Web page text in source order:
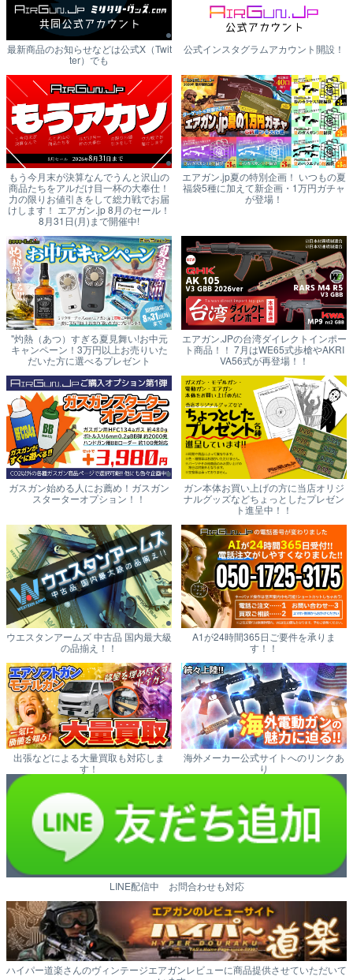
最新商品のお知らせなどは公式X（Twit
ter）でも
公式インスタグラムアカウント開設！
もう今月末が決算なんでうんと沢山の
商品たちをアルだけ目一杯の大奉仕！
力の限りお値引きをして総力戦でお届
けします！ エアガン.jp 8月のセール！
8月31日(月)まで開催中!
エアガン.jp夏の特別企画！ いつもの夏
福袋5種に加えて新企画・1万円ガチャ
が登場！
"灼熱（あつ）すぎる夏見舞い!お中元
キャンペーン！3万円以上お売りいた
だいた方に選べるプレゼント
エアガン.JPの台湾ダイレクトインポー
ト商品！！ 7月はWE65式歩槍やAKRI
VA56式が再登場！！
ガスガン始める人にお薦め！ガスガン
スターターオプション！！
ガン本体お買い上げの方に当店オリジ
ナルグッズなどちょっとしたプレゼン
ト進呈中！！
ウエスタンアームズ 中古品 国内最大級
の品揃え！！
A1が24時間365日ご要件を承りま
す！！
出張などによる大量買取も対応しま
す！
海外メーカー公式サイトへのリンクあ
り
LINE配信中 お問合わせも対応
ハイパー道楽さんのヴィンテージエアガンレビューに商品提供させていただいて